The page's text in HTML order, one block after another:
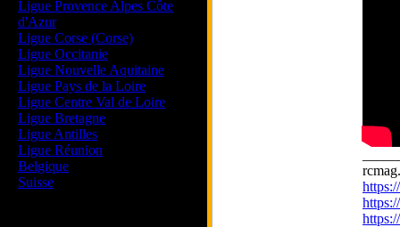
Ligue Provence Alpes Côte
d'Azur
Ligue Corse (Corse)
Ligue Occitanie
Ligue Nouvelle Aquitaine
Ligue Pays de la Loire
Ligue Centre Val de Loire
Ligue Bretagne
Ligue Antilles
Ligue Réunion
Belgique
Suisse